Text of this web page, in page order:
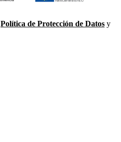
Política de Protección de Datos y